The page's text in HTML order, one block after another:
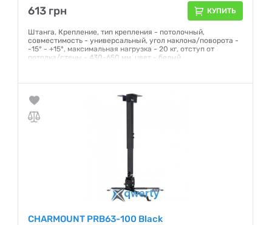
613 грн КУПИТЬ
Штанга, Крепление, тип крепления - потолочный,
совместимость - универсальный, угол наклона/поворота -
-15° - +15°, максимальная нагрузка - 20 кг, отступ от
потолка/стены - 430-650 мм, цвет - белый
CHARMOUNT PRB63-100 Black